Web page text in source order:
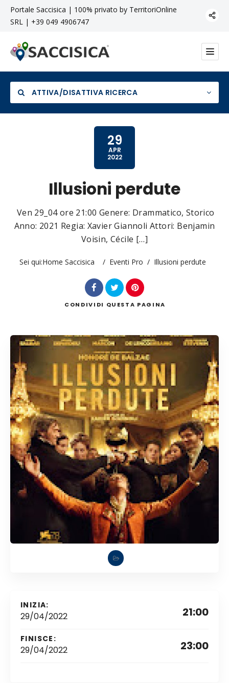
Portale Saccisica | 100% privato by TerritoriOnline
SRL | +39 049 4906747
ATTIVA/DISATTIVA RICERCA
Cerca
29
APR
2022
Illusioni perdute
Ven 29_04 ore 21:00 Genere: Drammatico, Storico
Anno: 2021 Regia: Xavier Giannoli Attori: Benjamin
Voisin, Cécile […]
Sei qui:Home Saccisica / Eventi Pro / Illusioni perdute
CONDIVIDI QUESTA PAGINA
INIZIA:
29/04/2022 21:00
FINISCE:
29/04/2022 23:00